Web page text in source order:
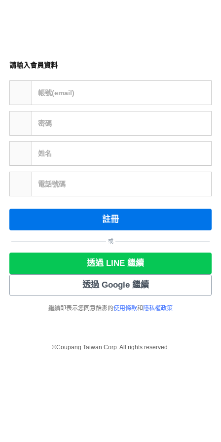
請輸入會員資料
帳號(email)
密碼
姓名
電話號碼
註冊
或
透過 LINE 繼續
透過 Google 繼續
繼續即表示您同意酷澎的使用條款和 隱私權政策
©Coupang Taiwan Corp. All rights reserved.